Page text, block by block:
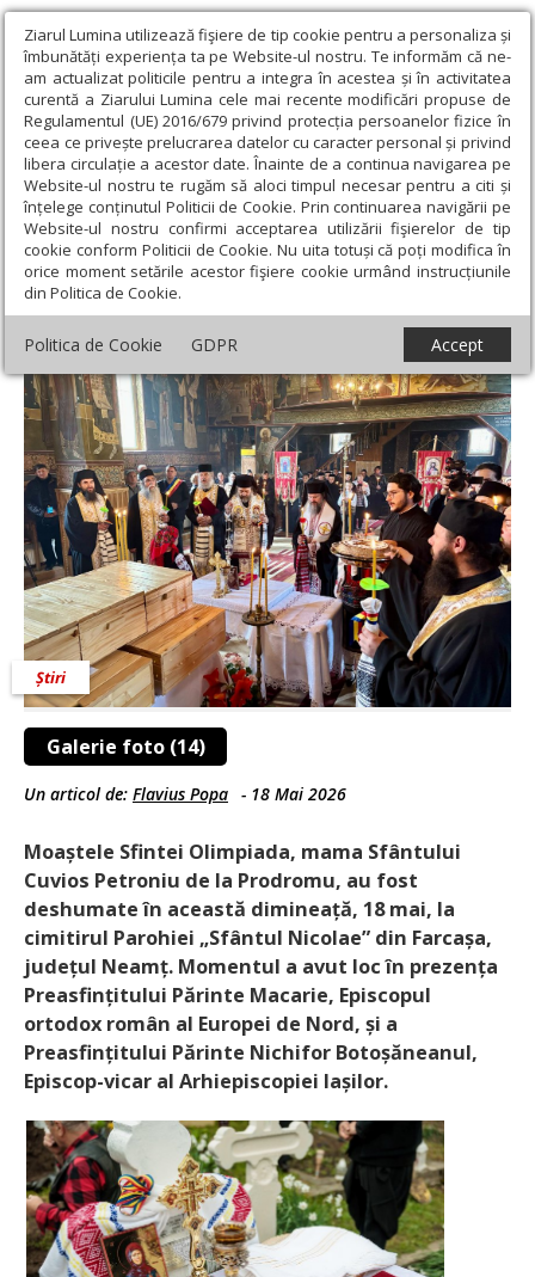
Ziarul Lumina utilizează fişiere de tip cookie pentru a personaliza și
îmbunătăți experiența ta pe Website-ul nostru. Te informăm că ne-
am actualizat politicile pentru a integra în acestea și în activitatea
curentă a Ziarului Lumina cele mai recente modificări propuse de
Regulamentul (UE) 2016/679 privind protecția persoanelor fizice în
ceea ce privește prelucrarea datelor cu caracter personal și privind
libera circulație a acestor date. Înainte de a continua navigarea pe
Website-ul nostru te rugăm să aloci timpul necesar pentru a citi și
înțelege conținutul Politicii de Cookie. Prin continuarea navigării pe
Website-ul nostru confirmi acceptarea utilizării fişierelor de tip
cookie conform Politicii de Cookie. Nu uita totuși că poți modifica în
orice moment setările acestor fişiere cookie urmând instrucțiunile
din Politica de Cookie.
Politica de Cookie GDPR Accept
Ziarul Lumina › Actualitate religioasă › Știri › Moaștele Sfintei
Olimpiada din Farcașa au fost deshumate
Moaștele Sfintei Olimpiada din Farcașa au
fost deshumate
Galerie foto (14)
Știri
Un articol de: Flavius Popa - 18 Mai 2026
Moaștele Sfintei Olimpiada, mama Sfântului
Cuvios Petroniu de la Prodromu, au fost
deshumate în această dimineață, 18 mai, la
cimitirul Parohiei „Sfântul Nicolae” din Farcașa,
județul Neamț. Momentul a avut loc în prezența
Preasfințitului Părinte Macarie, Episcopul
ortodox român al Europei de Nord, și a
Preasfințitului Părinte Nichifor Botoșă­neanul,
Episcop-vicar al Arhiepiscopiei Iașilor.